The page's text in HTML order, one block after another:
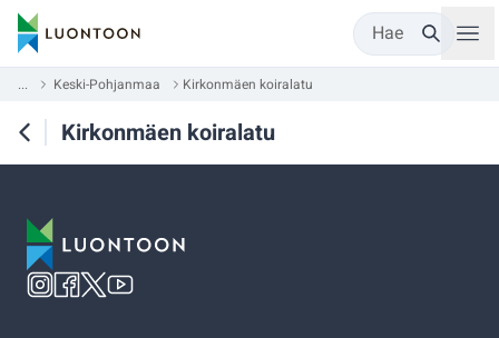
Hae
... Keski-Pohjanmaa Kirkonmäen koiralatu
Kirkonmäen koiralatu